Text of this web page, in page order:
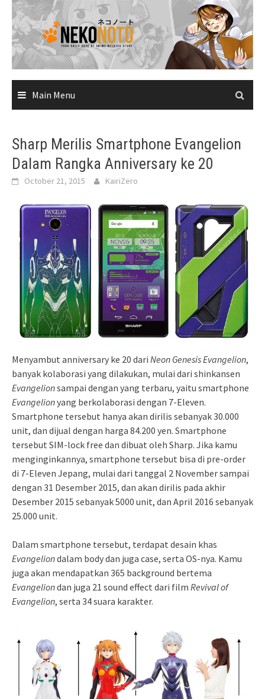
Skip
content
Main Menu
Sharp Merilis Smartphone Evangelion
Dalam Rangka Anniversary ke 20
October 21, 2015 KairiZero
Menyambut anniversary ke 20 dari Neon Genesis Evangelion,
banyak kolaborasi yang dilakukan, mulai dari shinkansen
Evangelionsampai dengan yang terbaru, yaitu smartphone
Evangelionyang berkolaborasi dengan 7-Eleven.
Smartphone tersebut hanya akan dirilis sebanyak 30.000
unit, dan dijual dengan harga 84.200 yen. Smartphone
tersebut SIM-lock free dan dibuat oleh Sharp. Jika kamu
menginginkannya, smartphone tersebut bisa di pre-order
di 7-Eleven Jepang, mulai dari tanggal 2 November sampai
dengan 31 Desember 2015, dan akan dirilis pada akhir
Desember 2015 sebanyak 5000 unit, dan April 2016 sebanyak
25.000 unit.
Dalam smartphone tersebut, terdapat desain khas
Evangeliondalam body dan juga case, serta OS-nya. Kamu
juga akan mendapatkan 365 background bertema
Evangeliondan juga 21 sound effect dari film Revival of
Evangelion, serta 34 suara karakter.